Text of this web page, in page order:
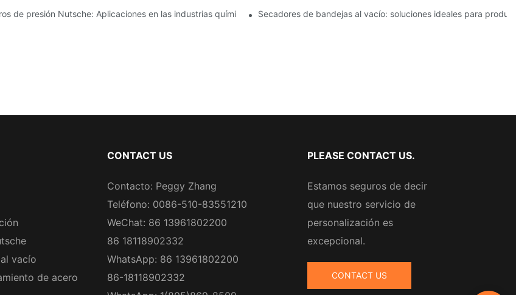
de presión Nutsche: Aplicaciones en las industrias química y alimentariaSecadores de bandejas al vacío: soluciones ideales para
vacío
de acero
CONTACT US
Contacto: Peggy Zhang
Teléfono: 0086-510-83551210
WeChat: 86 13961802200
86 18118902332
WhatsApp: 86 13961802200
86-18118902332
PLEASE CONTACT US.
Estamos seguros de decir
que nuestro servicio de
personalización es
excepcional.
CONTACT US